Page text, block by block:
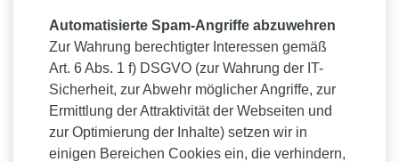
Automatisierte Spam-Angriffe abzuwehren
Zur Wahrung berechtigter Interessen gemäß
Art. 6 Abs. 1 f) DSGVO (zur Wahrung der IT-
Sicherheit, zur Abwehr möglicher Angriffe, zur
Ermittlung der Attraktivität der Webseiten und
zur Optimierung der Inhalte) setzen wir in
einigen Bereichen Cookies ein, die verhindern,